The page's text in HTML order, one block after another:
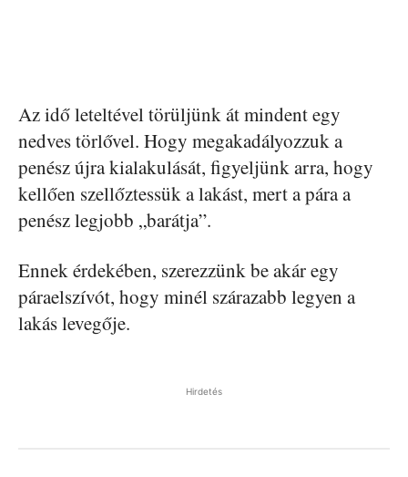
Az idő leteltével törüljünk át mindent egy
nedves törlővel. Hogy megakadályozzuk a
penész újra kialakulását, figyeljünk arra, hogy
kellően szellőztessük a lakást, mert a pára a
penész legjobb „barátja”.
Ennek érdekében, szerezzünk be akár egy
páraelszívót, hogy minél szárazabb legyen a
lakás levegője.
Hirdetés